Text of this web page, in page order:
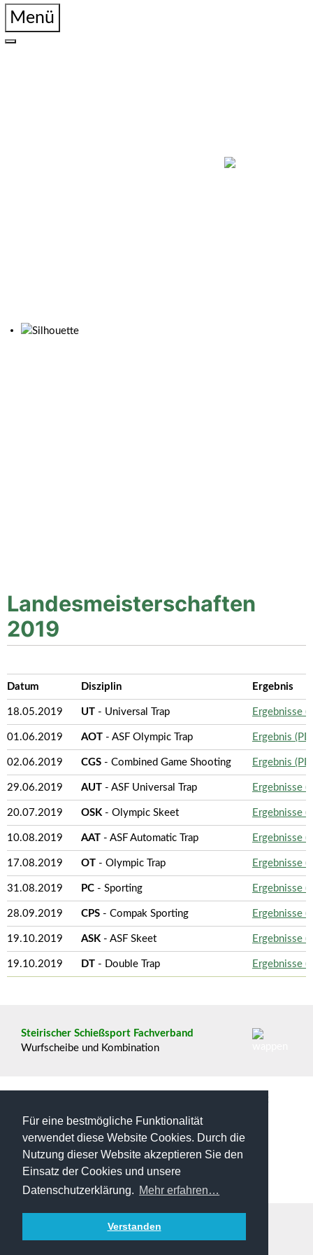
Für eine bestmögliche Funktionalität
verwendet diese Website Cookies. Durch die
Nutzung dieser Website akzeptieren Sie den
Einsatz der Cookies und unsere
Datenschutzerklärung. Mehr erfahren…
Verstanden
Menü
Landesmeisterschaften
2019
Datum Disziplin Ergebnis
18.05.2019 UT - Universal Trap Ergebnisse
01.06.2019 AOT - ASF Olympic Trap Ergebnis
02.06.2019 CGS - Combined Game Shooting Ergebnis
29.06.2019 AUT - ASF Universal Trap Ergebnisse
20.07.2019 OSK- Olympic Skeet Ergebnisse
10.08.2019 AAT - ASF Automatic Trap Ergebnisse
17.08.2019 OT - Olympic Trap Ergebnisse
31.08.2019 PC - Sporting Ergebnisse
28.09.2019 CPS - Compak Sporting Ergebnisse
19.10.2019 ASK- ASF Skeet Ergebnisse
19.10.2019 DT - Double Trap Ergebnisse
Steirischer Schießsport Fachverband
Wurfscheibe und Kombination
Mit freundlicher Unterstützung von:
Impressum Datenschutz